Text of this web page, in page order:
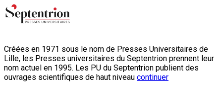
Créées en 1971 sous le nom de Presses Universitaires de
Lille, les Presses universitaires du Septentrion prennent leur
nom actuel en 1995. Les PU du Septentrion publient des
ouvrages scientifiques de haut niveau continuer